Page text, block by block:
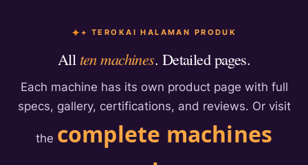
+ TEROKAI HALAMAN PRODUK
All ten machines. Detailed pages.
Each machine has its own product page with full
specs, gallery, certifications, and reviews. Or visit
the complete machines